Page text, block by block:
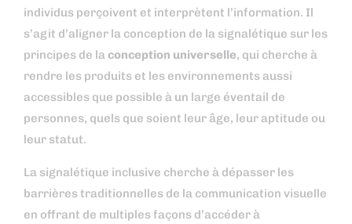
individus perçoivent et interprètent l’information. Il
s’agit d’aligner la conception de la signalétique sur les
principes de laconception universelle, qui cherche à
rendre les produits et les environnements aussi
accessibles que possible à un large éventail de
personnes, quels que soient leur âge, leur aptitude ou
leur statut.
La signalétique inclusive cherche à dépasser les
barrières traditionnelles de la communication visuelle
en offrant de multiples façons d’accéder à